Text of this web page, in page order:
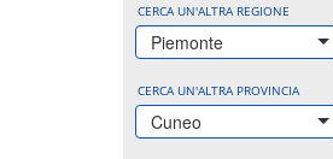
CERCA UN'ALTRA REGIONE
Piemonte
CERCA UN'ALTRA PROVINCIA
Cuneo